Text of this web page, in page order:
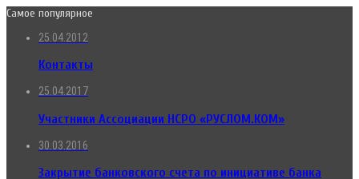
Самое популярное
25.04.2012
Контакты
25.04.2017
Участники Ассоциации НСРО «РУСЛОМ.КОМ»
30.03.2016
Закрытие банковского счета по инициативе банка